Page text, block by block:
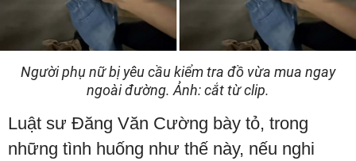
Người phụ nữ bị yêu cầu kiểm tra đồ vừa mua ngay
ngoài đường. Ảnh: cắt từ clip.
Luật sư Đăng Văn Cường bày tỏ, trong
những tình huống như thế này, nếu nghi